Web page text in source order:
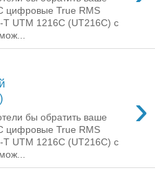
цифровые True RMS
UTM 1216C (UT216C) с
›
бы обратить ваше
цифровые True RMS
UTM 1216C (UT216C) с